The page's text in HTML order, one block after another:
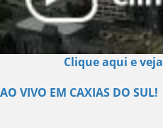
Clique aqui e
VIVO EM CAXIAS DO SUL!